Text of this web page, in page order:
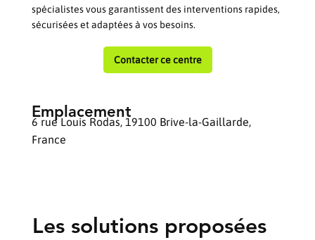
spécialistes vous garantissent des interventions rapides,
sécurisées et adaptées à vos besoins.
Contacter ce centre
Emplacement
6 rue Louis Rodas, 19100 Brive-la-Gaillarde,
France
Les solutions proposées